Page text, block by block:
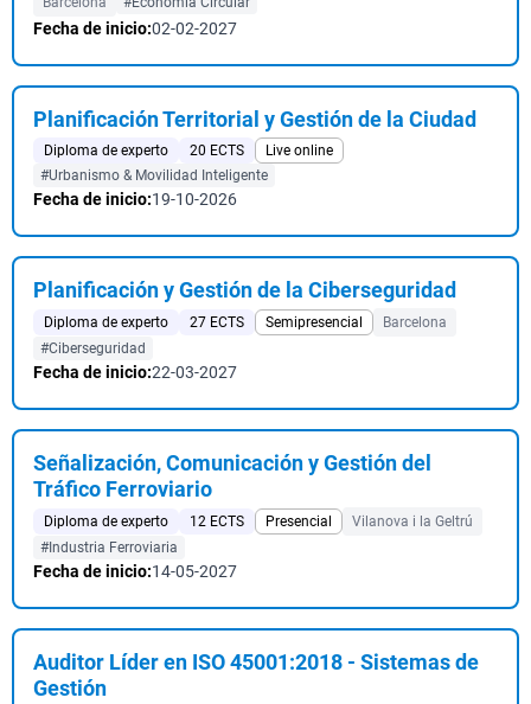
Fecha de inicio:02-02-2027
Planificación Territorial y Gestión de la Ciudad
Diploma de experto 20 ECTS
Live online
#Urbanismo & Movilidad Inteligente
Fecha de inicio:19-10-2026
Planificación y Gestión de la Ciberseguridad
Diploma de experto 27 ECTS Semipresencial
Barcelona
#Ciberseguridad
Fecha de inicio:22-03-2027
Señalización, Comunicación y Gestión del
Tráfico Ferroviario
Diploma de experto 12 ECTS Presencial
Vilanova i la Geltrú
#Industria Ferroviaria
Fecha de inicio:14-05-2027
Auditor Líder en ISO 45001:2018 - Sistemas de
Gestión